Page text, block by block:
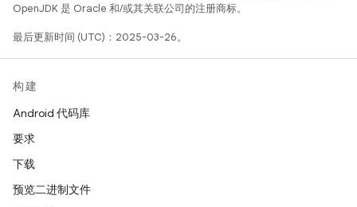
OpenJDK 是 Oracle 和/或其关联公司的注册商标。
最后更新时间 (UTC)：2025-03-26。
构建
Android 代码库
要求
下载
预览二进制文件